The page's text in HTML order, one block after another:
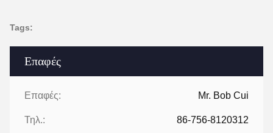
Επαφές
Επαφές: Mr. Bob Cui
Τηλ.: 86-756-8120312
Tags: